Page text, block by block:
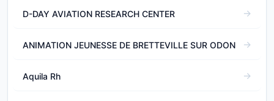
D-DAY AVIATION RESEARCH CENTER
ANIMATION JEUNESSE DE BRETTEVILLE SUR ODON
Aquila Rh